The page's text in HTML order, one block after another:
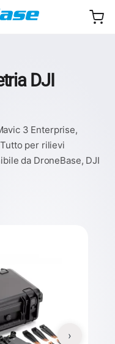
DJI
3 Enterprise,
per rilievi
da DroneBase, DJI
›